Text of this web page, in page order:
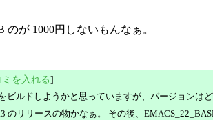
が 1000円しないもんなぁ。
を入れる]
ビルドしようかと思っていますが、バージョンは
のリリースの物かなぁ。 その後、